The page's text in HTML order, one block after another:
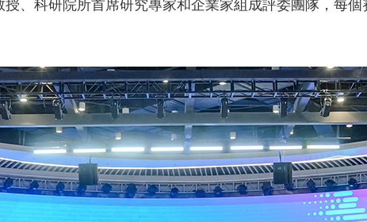
、科研院所首席研究專家和企業家組成評委團隊，每